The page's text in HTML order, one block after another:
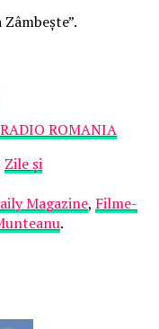
ROMANIA
Zile și
Magazine, Filme-
.